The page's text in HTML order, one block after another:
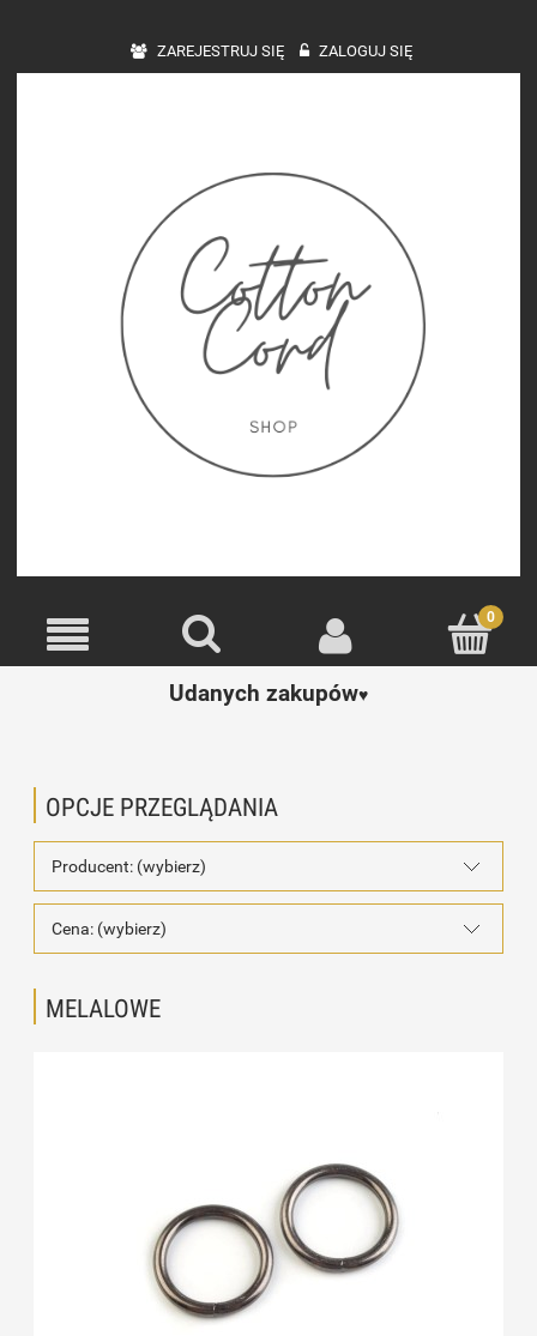
ZAREJESTRUJ SIĘ ZALOGUJ SIĘ
Udanych zakupów♥️
OPCJE PRZEGLĄDANIA
Producent: (wybierz)
Cena: (wybierz)
MELALOWE